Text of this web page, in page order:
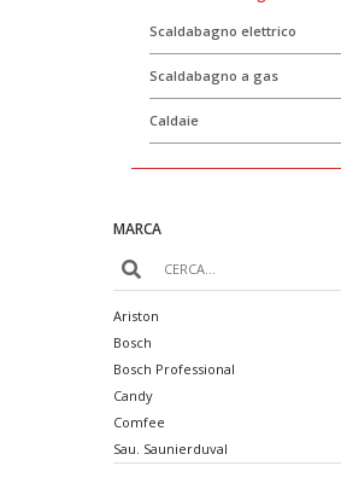
Scaldabagno elettrico
Scaldabagno a gas
Caldaie
MARCA
Ariston
Bosch
Bosch Professional
Candy
Comfee
Sau. Saunierduval